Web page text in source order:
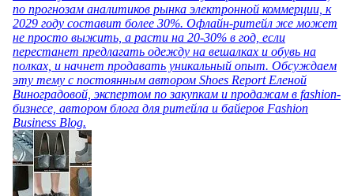
по прогнозам аналитиков рынка электронной коммерции, к
2029 году составит более 30%. Офлайн-ритейл же может
не просто выжить, а расти на 20-30% в год, если
перестанет предлагать одежду на вешалках и обувь на
полках, и начнет продавать уникальный опыт. Обсуждаем
эту тему с постоянным автором Shoes Report Еленой
Виноградовой, экспертом по закупкам и продажам в fashion-
бизнесе, автором блога для ритейла и байеров Fashion
Business Blog.